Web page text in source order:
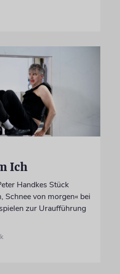
Ich
Handkes Stück
Schnee von morgen« bei
zur Uraufführung